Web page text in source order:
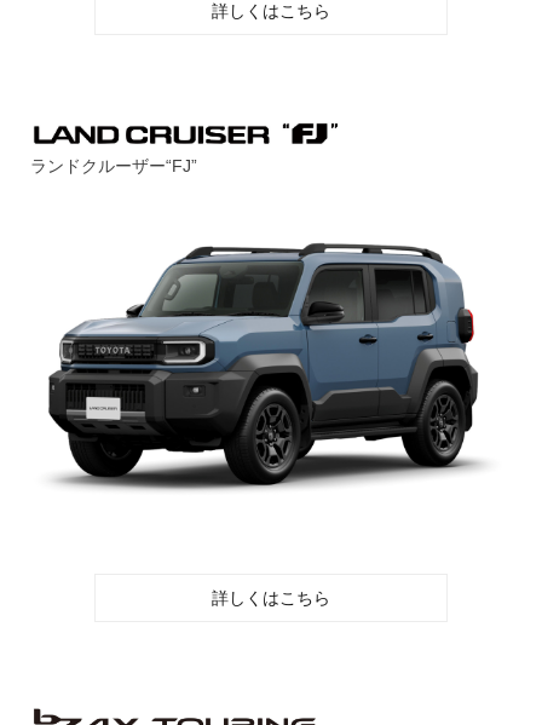
詳しくはこちら
ランドクルーザー“FJ”
詳しくはこちら